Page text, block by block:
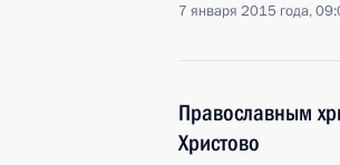
7 января 2015 года,
Православным
Христово